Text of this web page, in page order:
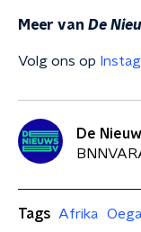
Meer van De
Volg ons op
De
Tags Afrika